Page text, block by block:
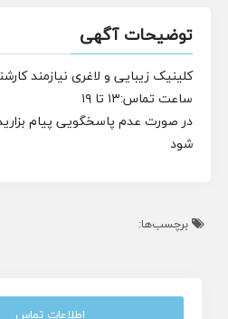
توضیحات آگهی
کلینیک زیبایی و لاغری نیازمند
ساعت تماس:۱۳ تا ۱۹
در صورت عدم پاسخگویی پیام
شود
برچسب‌ها:
اطلاعات تماس